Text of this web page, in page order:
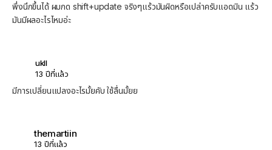
พึ่งนึกขึ้นได้ ผมกด shift+update จริงๆแร้วมันผิดหรือเปล่าครับแอดมิน แร้ว
มันมีผลอะไรไหมอ่ะ
ukll
13 ปีที่แล้ว
มีการเปลี่ยนแปลงอะไรมั้ยคับ ใช้ลื่นมั้ยย
themartiin
13 ปีที่แล้ว